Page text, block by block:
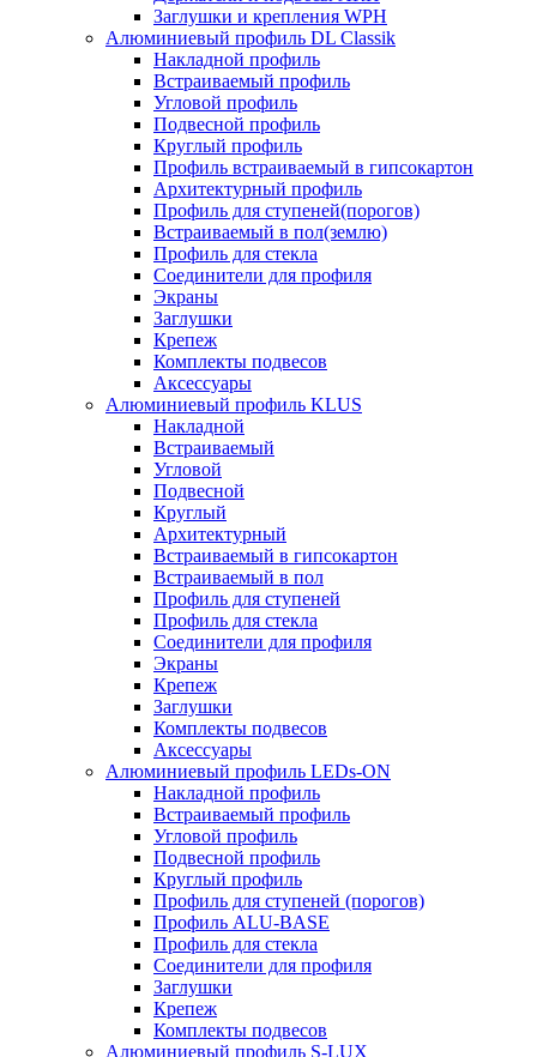
Заглушки и крепления WPH
Алюминиевый профиль DL Classik
Накладной профиль
Встраиваемый профиль
Угловой профиль
Подвесной профиль
Круглый профиль
Профиль встраиваемый в гипсокартон
Архитектурный профиль
Профиль для ступеней(порогов)
Встраиваемый в пол(землю)
Профиль для стекла
Соединители для профиля
Экраны
Заглушки
Крепеж
Комплекты подвесов
Аксессуары
Алюминиевый профиль KLUS
Накладной
Встраиваемый
Угловой
Подвесной
Круглый
Архитектурный
Встраиваемый в гипсокартон
Встраиваемый в пол
Профиль для ступеней
Профиль для стекла
Соединители для профиля
Экраны
Крепеж
Заглушки
Комплекты подвесов
Аксессуары
Алюминиевый профиль LEDs-ON
Накладной профиль
Встраиваемый профиль
Угловой профиль
Подвесной профиль
Круглый профиль
Профиль для ступеней (порогов)
Профиль ALU-BASE
Профиль для стекла
Соединители для профиля
Заглушки
Крепеж
Комплекты подвесов
Алюминиевый профиль S-LUX